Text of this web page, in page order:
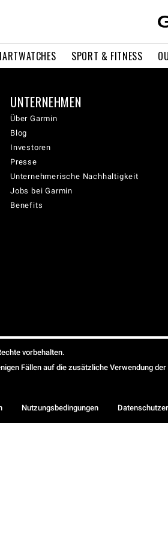
SPORT & FITNESS
UNTERNEHMEN
Über Garmin
Blog
Investoren
Presse
Unternehmerische Nachhaltigkeit
Jobs bei Garmin
Benefits
vorbehalten.
Fällen auf die zusätzliche Verwendung
Nutzungsbedingungen